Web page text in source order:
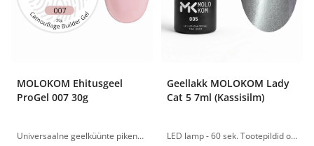
MOLOKOM Ehitusgeel
ProGel 007 30g
Universaalne geelküünte pikendamiseks ja modelleerimiseks. Ideaalne nii pikkade küünte ehitamiseks, kui ka naturaalse küüneplaadi tugevdamiseks. Võib kasutada nii alumiste kui ka ülemiste vormidega töötamiseks. Kivistub juba ca 15 sekundiga, olenevalt lambist. Jäik, samas paindlik ja vastupidav ehitusgeel - ideaalne C - kurvi modelleerimiseks. Annab õhukese, kuid vastupidava arhitektuuri, mis ei ole habras isegi õhukese kihina. Mugav peale kanda ja kergesti viilida. Keskmise viskoossusega, isetasanduv konsistents. Konsistents on mugav nii algajatele kui ka kogenud tehnikutele - vähendab tööaega. Ökonoomne materjalikulu. Polümerisatsioon LED-lamp - 60 sekundit. UV 48 W - 2 minutit. Tootepildid on illustratiivsed. Küsimuste korral ootame alati Sinu meili nanatallinn@gmail.com
Geellakk MOLOKOM Lady
Cat 5 7ml (Kassisilm)
LED lamp - 60 sek. Tootepildid on illustratiivsed. Küsimuste korral ootame alati Sinu meili nanatallinn@gmail.com